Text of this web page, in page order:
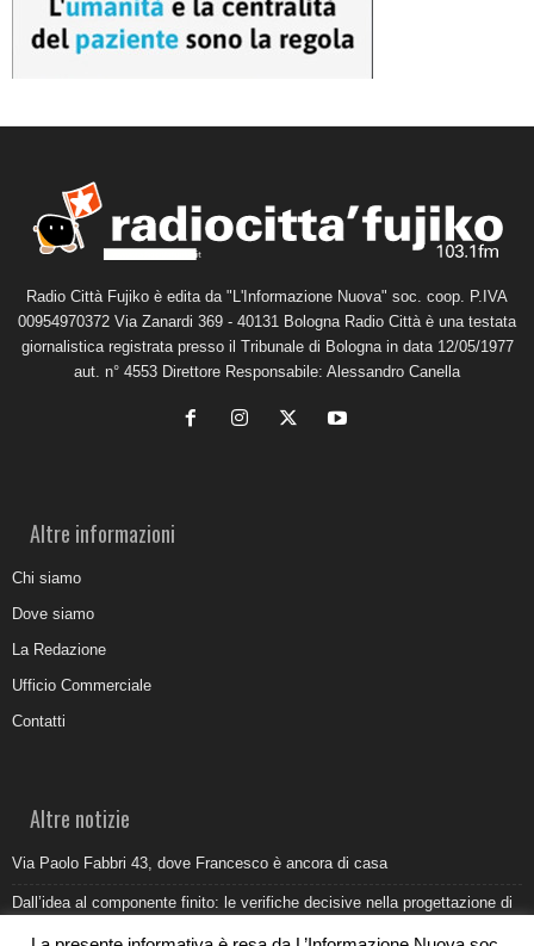
Radio Città Fujiko è edita da "L'Informazione Nuova" soc. coop. P.IVA
00954970372 Via Zanardi 369 - 40131 Bologna Radio Città è una testata
giornalistica registrata presso il Tribunale di Bologna in data 12/05/1977
aut. n° 4553 Direttore Responsabile: Alessandro Canella
Altre informazioni
Chi siamo
Dove siamo
La Redazione
Ufficio Commerciale
Contatti
Altre notizie
Via Paolo Fabbri 43, dove Francesco è ancora di casa
Dall’idea al componente finito: le verifiche decisive nella progettazione di